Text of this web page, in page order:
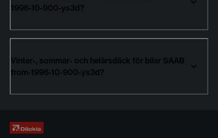
1996-10-900-ys3d?
Vinter-, sommar- och helårsdäck för bilar SAAB
from-1996-10-900-ys3d?